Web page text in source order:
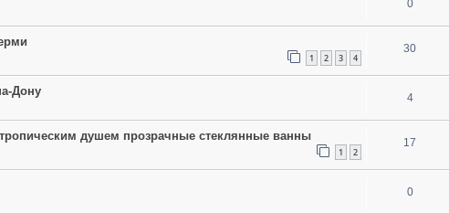
0
1 2 3 4
30
Дону 4
душем прозрачные стеклянные ванны
1 2
17
0